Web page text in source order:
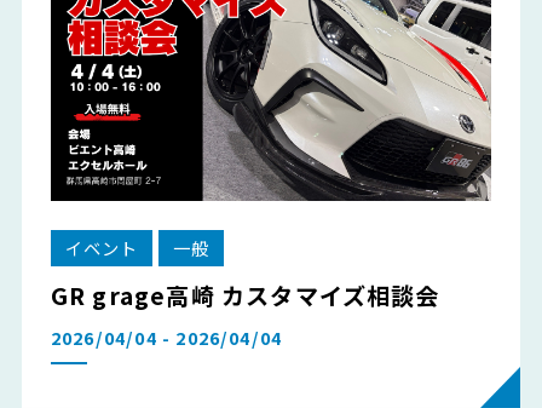
イベント 一般
GR grage高崎 カスタマイズ相談会
2026/04/04 - 2026/04/04